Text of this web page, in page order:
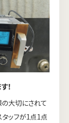
！
の大切にされて
ッフが1点1点